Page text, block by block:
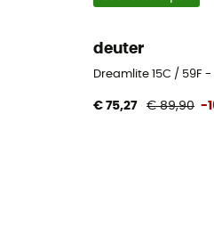
deuter
Dreamlite 15C / 59F
€ 75,27 € 89,90 -